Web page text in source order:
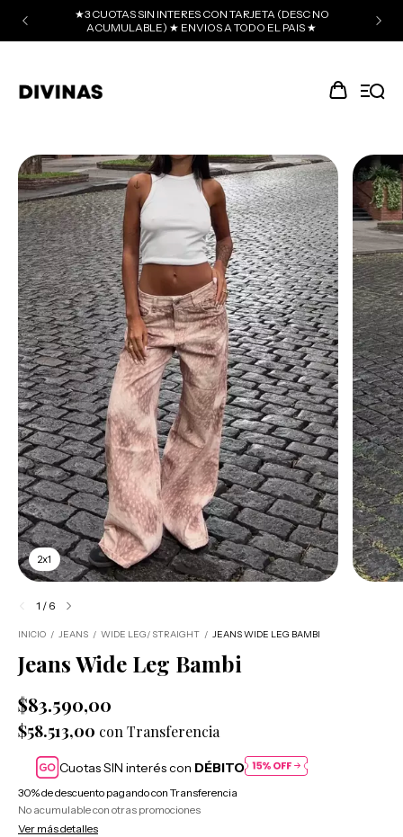
★3 CUOTAS SIN INTERES CON TARJETA (DESC NO
ACUMULABLE) ★ ENVIOS A TODO EL PAIS ★
2x1
1 / 6
INICIO / JEANS / WIDE LEG/ STRAIGHT / JEANS WIDE LEG BAMBI
Jeans Wide Leg Bambi
$83.590,00
$58.513,00 con Transferencia
Cuotas SIN interés con DÉBITO
30% de descuento pagando con Transferencia
No acumulable con otras promociones
Ver más detalles